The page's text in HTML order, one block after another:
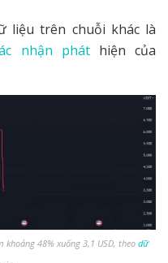
liệu trên chuỗi khác là
nhận pháthiện của
khoảng 48% xuống 3,1 USD, theo dữ